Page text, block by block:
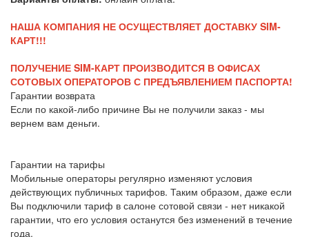
НАША КОМПАНИЯ НЕ ОСУЩЕСТВЛЯЕТ ДОСТАВКУ SIM-
КАРТ!!!
ПОЛУЧЕНИЕ SIM-КАРТ ПРОИЗВОДИТСЯ В ОФИСАХ
СОТОВЫХ ОПЕРАТОРОВ С ПРЕДЪЯВЛЕНИЕМ ПАСПОРТА!
Гарантии возврата
Если по какой-либо причине Вы не получили заказ - мы
вернем вам деньги.
Гарантии на тарифы
Мобильные операторы регулярно изменяют условия
действующих публичных тарифов. Таким образом, даже если
Вы подключили тариф в салоне сотовой связи - нет никакой
гарантии, что его условия останутся без изменений в течение
года.